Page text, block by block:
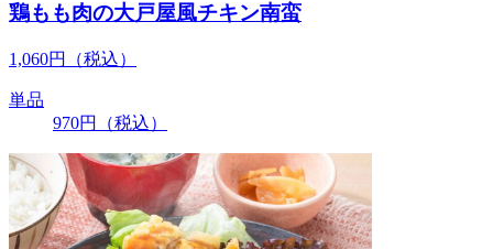
鶏もも肉の大戸屋風チキン南蛮
1,060円 （税込）
単品
970円 （税込）